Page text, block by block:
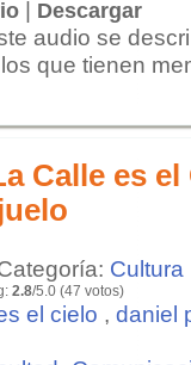
| Descargar
audio se
que tienen
Calle es
Cultura
2.8/5.0 (47 votos)
el cielo , daniel